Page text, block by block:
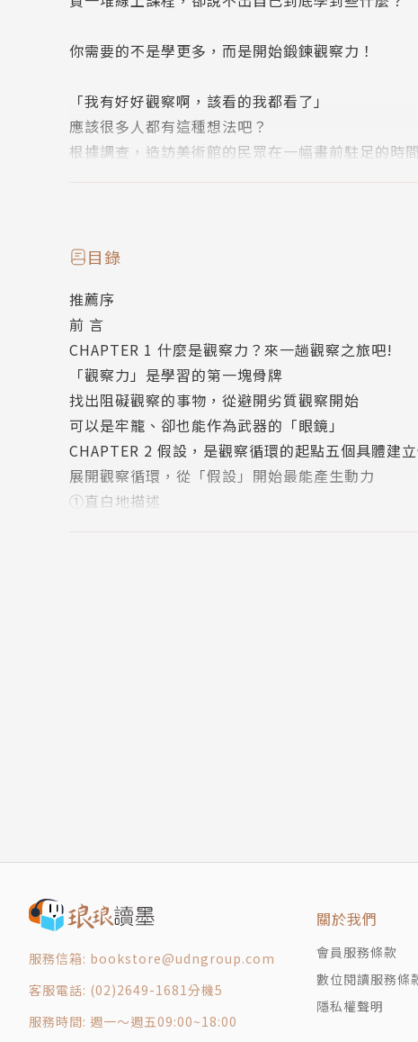
你需要的不是學更多，而是開始鍛鍊觀察力！
「我有好好觀察啊，該看的我都看了」
應該很多人都有這種想法吧？
根據調查，造訪美術館的民眾在一幅畫前駐足的時
一流的創作者為何不會沒靈感？
《東大特訓班》、《宇宙兄弟》、《日間演奏會散
創造百萬銷量名編輯佐渡島庸平歸納的結論：
頂級創作者懂得如何鍛鍊觀察力、讓靈感源源不絕產
【觀察力是開啟高速學習的捷徑】
提升觀察力，就能在生活中毫不費力收集高品質資訊
不斷重複正向循環，學習新事物省時又高效
佐渡島庸平根據暢銷作家的創作過程為基礎
教你從頭開始建立觀察力
．開始描述：具體說出看到的東西，將腦中模糊不
因。」——張裕昌
「《靈感鍛鍊》一路從看得見的觀察，到最後看
榮哲
【日本讀者好評推薦】
目錄
推薦序
前 言
CHAPTER 1 什麼是觀察力？來一趟觀察之旅吧!
「觀察力」是學習的第一塊骨牌
找出阻礙觀察的事物，從避開劣質觀察開始
可以是牢籠、卻也能作為武器的「眼鏡」
CHAPTER 2 假設，是觀察循環的起點五個具體建
展開觀察循環，從「假設」開始最能產生動力
①直白地描述
人、社會、時代
到底該不該相信感受？
將感受再細分為「情緒」與「混和情緒」
沒有所謂的「個性」，重點是與他人的「關係」
CHAPTER 5 與未知共存放棄追求正解，保留判斷
觀察是與本能對抗的行為
服務信箱: bookstore@udngroup.com
客服電話: (02)2649-1681分機5
服務時間: 週一～週五09:00~18:00
關於我們
會員服務條款
數位閱讀服務條
隱私權聲明